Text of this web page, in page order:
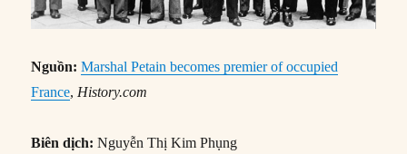
Nguồn: Marshal Petain becomes premier of occupied
France,History.com
Biên dịch: Nguyễn Thị Kim Phụng